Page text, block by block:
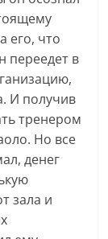
его, что
переедет в
И получив
тренером
Но все
денег
зала и